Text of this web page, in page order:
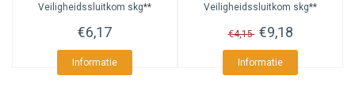
Veiligheidssluitkom skg**
€6,17
Informatie
Veiligheidssluitkom skg**
€4,15 €9,18
Informatie